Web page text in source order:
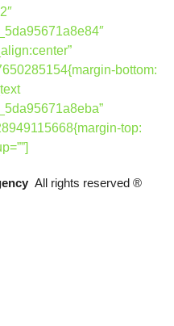
bottom:
top:
All rights reserved ®